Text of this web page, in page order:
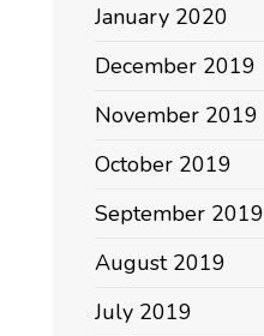
January 2020
December 2019
November 2019
October 2019
September 2019
August 2019
July 2019